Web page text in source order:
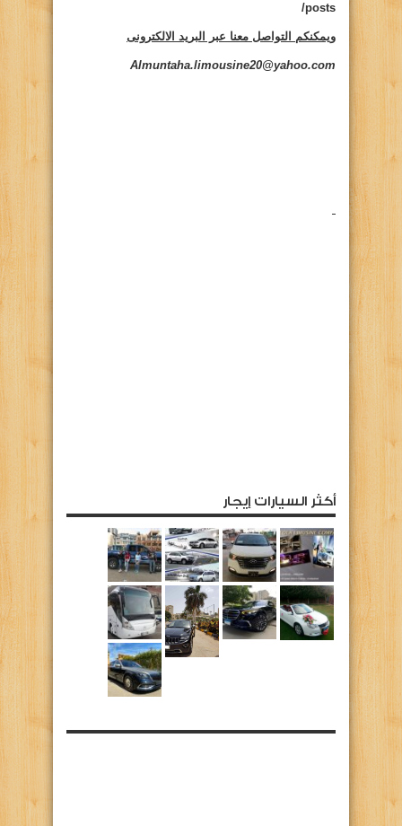
/posts
ويمكنكم التواصل معنا عبر البريد الالكترونى
Almuntaha.limousine20@yahoo.com
أكثر السيارات إيجار